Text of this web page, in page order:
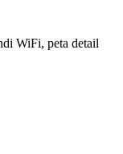
WiFi, peta detail